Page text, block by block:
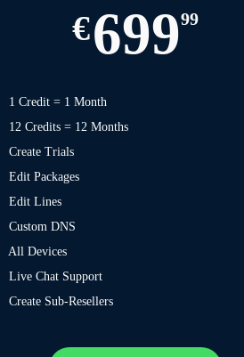
€69999
1 Credit = 1 Month
12 Credits = 12 Months
Create Trials
Edit Packages
Edit Lines
Custom DNS
All Devices
Live Chat Support
Create Sub-Resellers